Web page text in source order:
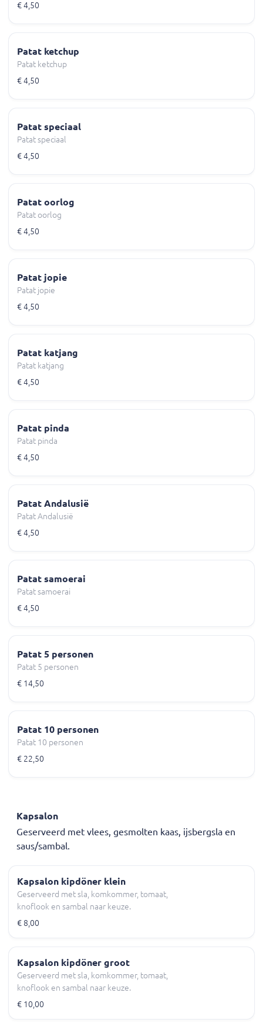
€ 4,50
Patat ketchup
Patat ketchup
€ 4,50
Patat speciaal
Patat speciaal
€ 4,50
Patat oorlog
Patat oorlog
€ 4,50
Patat jopie
Patat jopie
€ 4,50
Patat katjang
Patat katjang
€ 4,50
Patat pinda
Patat pinda
€ 4,50
Patat Andalusië
Patat Andalusië
€ 4,50
Patat samoerai
Patat samoerai
€ 4,50
Patat 5 personen
Patat 5 personen
€ 14,50
Patat 10 personen
Patat 10 personen
€ 22,50
Kapsalon
Geserveerd met vlees, gesmolten kaas, ijsbergsla en
saus/sambal.
Kapsalon kipdöner klein
Geserveerd met sla, komkommer, tomaat,
knoflook en sambal naar keuze.
€ 8,00
Kapsalon kipdöner groot
Geserveerd met sla, komkommer, tomaat,
knoflook en sambal naar keuze.
€ 10,00